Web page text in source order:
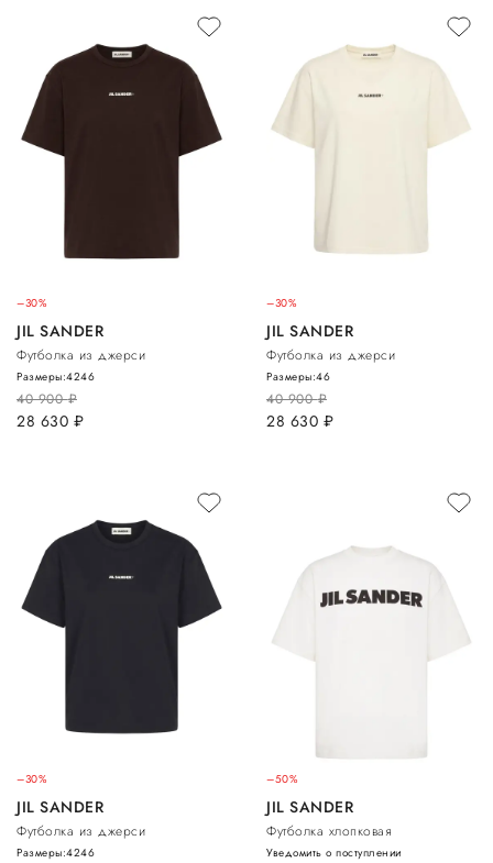
–30%
JIL SANDER
Футболка из джерси
40 900руб.
28 630 руб.
Размеры:4246
–30%
JIL SANDER
Футболка из джерси
40 900руб.
28 630 руб.
Размеры:46
–30%
JIL SANDER
Футболка из джерси
Размеры:4246
–50%
JIL SANDER
Футболка хлопковая
Уведомить о поступлении